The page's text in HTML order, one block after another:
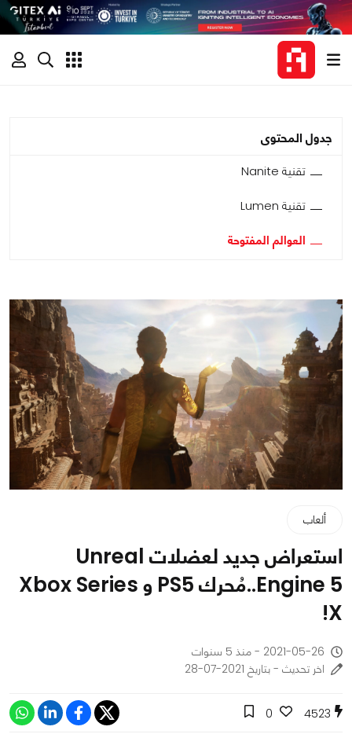
جدول المحتوى
تقنية Nanite
تقنية Lumen
العوالم المفتوحة
ألعاب
استعراض جديد لعضلات Unreal
Engine 5..مُحرك PS5 و Xbox Series
X!
2021-05-26 - منذ 5 سنوات
اخر تحديث - بتاريخ 2021-07-28
4523
0